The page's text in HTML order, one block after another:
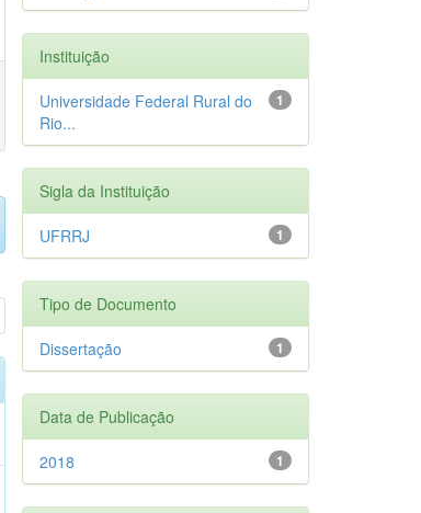
Instituição
1
Universidade Federal Rural do
Rio...
Sigla da Instituição
1
UFRRJ
Tipo de Documento
1
Dissertação
Data de Publicação
1
2018